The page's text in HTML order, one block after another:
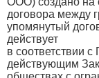
договора между
упомянутый
действует
в соответствии
действующим